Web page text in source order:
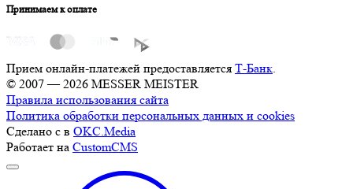
Принимаем к оплате
Прием онлайн-платежей предоставляется Т-Банк.
© 2007 — 2026 MESSER MEISTER
Правила использования сайта
Политика обработки персональных данных и cookies
Сделано с в OKC.Media
Работает на CustomCMS